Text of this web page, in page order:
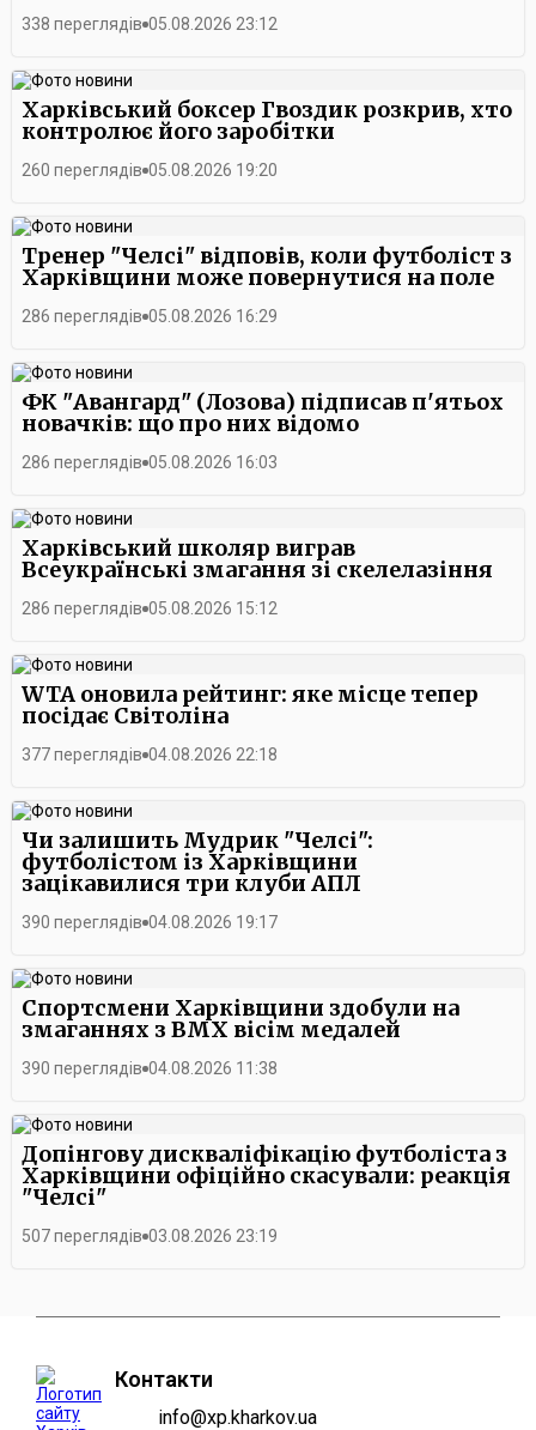
338 переглядів 05.08.2026 23:12
Харківський боксер Гвоздик розкрив, хто
контролює його заробітки
260 переглядів 05.08.2026 19:20
Тренер "Челсі" відповів, коли футболіст з
Харківщини може повернутися на поле
286 переглядів 05.08.2026 16:29
ФК "Авангард" (Лозова) підписав п'ятьох
новачків: що про них відомо
286 переглядів 05.08.2026 16:03
Харківський школяр виграв
Всеукраїнські змагання зі скелелазіння
286 переглядів 05.08.2026 15:12
WTA оновила рейтинг: яке місце тепер
посідає Світоліна
377 переглядів 04.08.2026 22:18
Чи залишить Мудрик "Челсі":
футболістом із Харківщини
зацікавилися три клуби АПЛ
390 переглядів 04.08.2026 19:17
Спортсмени Харківщини здобули на
змаганнях з BMX вісім медалей
390 переглядів 04.08.2026 11:38
Допінгову дискваліфікацію футболіста з
Харківщини офіційно скасували: реакція
"Челсі"
507 переглядів 03.08.2026 23:19
Контакти
info@xp.kharkov.ua